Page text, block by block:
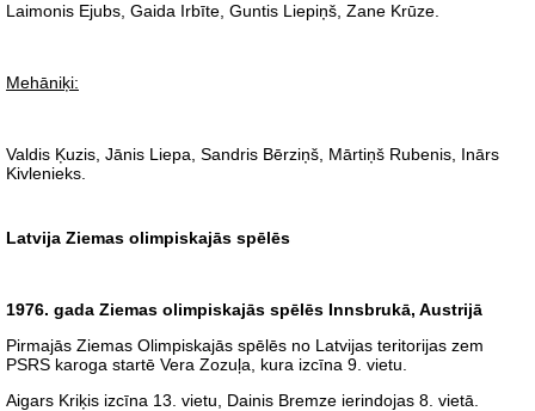
Laimonis Ejubs, Gaida Irbīte, Guntis Liepiņš, Zane Krūze.
Mehāniķi:
Valdis Ķuzis, Jānis Liepa, Sandris Bērziņš, Mārtiņš Rubenis, Inārs
Kivlenieks.
Latvija Ziemas olimpiskajās spēlēs
1976. gada Ziemas olimpiskajās spēlēs Innsbrukā, Austrijā
Pirmajās Ziemas Olimpiskajās spēlēs no Latvijas teritorijas zem
PSRS karoga startē Vera Zozuļa, kura izcīna 9. vietu.
Aigars Kriķis izcīna 13. vietu, Dainis Bremze ierindojas 8. vietā.